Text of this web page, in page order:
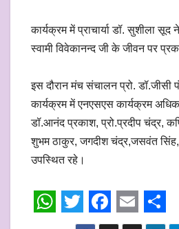
कार्यक्रम में प्राचार्या डॉ. सुशीला सूद
स्वामी विवेकानन्द जी के जीवन पर
इस दौरान मंच संचालन प्रो. डॉ.जीसी
कार्यक्रम में एनएसएस कार्यक्रम
डॉ.आनंद प्रकाश, प्रो.प्रदीप चंद्र,
शुभम ठाकुर, जगदीश चंद्र,जसवंत
उपस्थित रहे।
F E S